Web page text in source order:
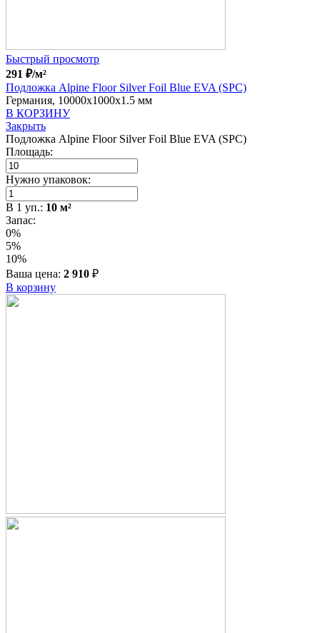
Быстрый просмотр
291 ₽/м²
Подложка Alpine Floor Silver Foil Blue EVA (SPC)
Германия, 10000x1000x1.5 мм
В КОРЗИНУ
Закрыть
Подложка Alpine Floor Silver Foil Blue EVA (SPC)
Площадь:
Нужно упаковок:
В 1 уп.: 10 м²
Запас:
0%
5%
10%
Ваша цена: 2 910 ₽
В корзину